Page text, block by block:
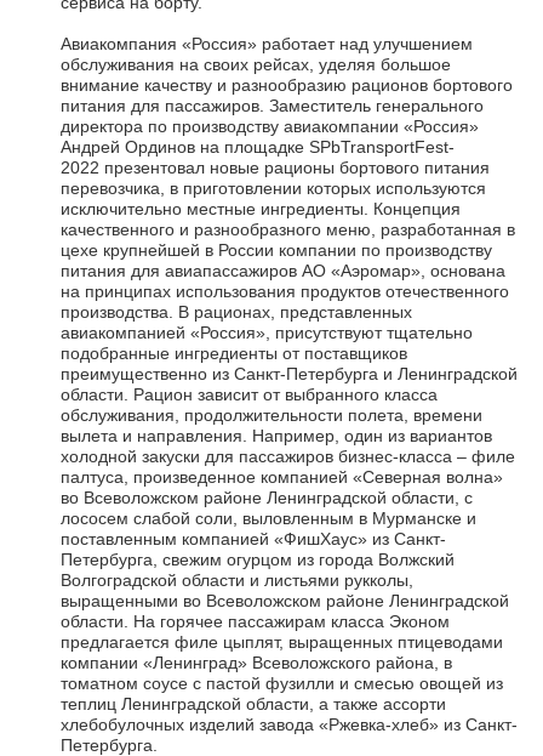
Авиакомпания «Россия» работает над улучшением
обслуживания на своих рейсах, уделяя большое
внимание качеству и разнообразию рационов бортового
питания для пассажиров. Заместитель генерального
директора по производству авиакомпании «Россия»
Андрей Ординов на площадке SPbTransportFest-
2022 презентовал новые рационы бортового питания
перевозчика, в приготовлении которых используются
исключительно местные ингредиенты. Концепция
качественного и разнообразного меню, разработанная в
цехе крупнейшей в России компании по производству
питания для авиапассажиров АО «Аэромар», основана
на принципах использования продуктов отечественного
производства. В рационах, представленных
авиакомпанией «Россия», присутствуют тщательно
подобранные ингредиенты от поставщиков
преимущественно из Санкт-Петербурга и Ленинградской
области. Рацион зависит от выбранного класса
обслуживания, продолжительности полета, времени
вылета и направления. Например, один из вариантов
холодной закуски для пассажиров бизнес-класса – филе
палтуса, произведенное компанией «Северная волна»
во Всеволожском районе Ленинградской области, с
лососем слабой соли, выловленным в Мурманске и
поставленным компанией «ФишХаус» из Санкт-
Петербурга, свежим огурцом из города Волжский
Волгоградской области и листьями рукколы,
выращенными во Всеволожском районе Ленинградской
области. На горячее пассажирам класса Эконом
предлагается филе цыплят, выращенных птицеводами
компании «Ленинград» Всеволожского района, в
томатном соусе с пастой фузилли и смесью овощей из
теплиц Ленинградской области, а также ассорти
хлебобулочных изделий завода «Ржевка-хлеб» из Санкт-
Петербурга.